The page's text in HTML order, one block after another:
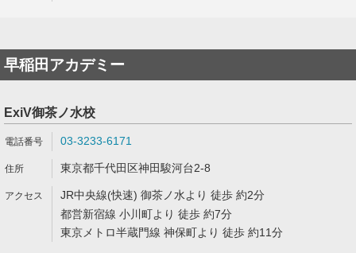
早稲田アカデミー
ExiV御茶ノ水校
03-3233-6171
東京都千代田区神田駿河台2-8
JR中央線(快速) 御茶ノ水より 徒歩 約2分
都営新宿線 小川町より 徒歩 約7分
東京メトロ半蔵門線 神保町より 徒歩 約11分